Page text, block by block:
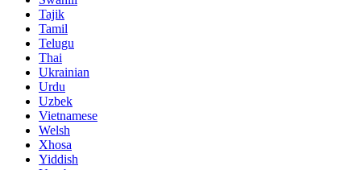
Tajik
Tamil
Telugu
Thai
Ukrainian
Urdu
Uzbek
Vietnamese
Welsh
Xhosa
Yiddish